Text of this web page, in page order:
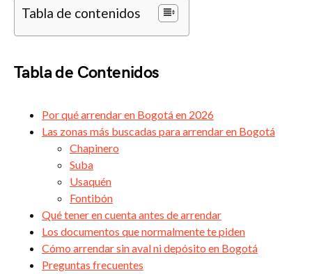
Tabla de contenidos
Tabla de Contenidos
Por qué arrendar en Bogotá en 2026
Las zonas más buscadas para arrendar en Bogotá
Chapinero
Suba
Usaquén
Fontibón
Qué tener en cuenta antes de arrendar
Los documentos que normalmente te piden
Cómo arrendar sin aval ni depósito en Bogotá
Preguntas frecuentes